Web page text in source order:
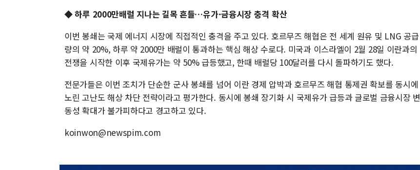
◆하루 2000만배럴 지나는 길목 흔들…유가·금융시장 충격 확산
이번 봉쇄는 국제 에너지 시장에 직접적인 충격을 주고 있다. 호르무즈 해협은 전 세계 원유 및 LNG 공급
량의 약 20%, 하루 약 2000만 배럴이 통과하는 핵심 해상 수로다. 미국과 이스라엘이 2월 28일 이란과의
전쟁을 시작한 이후 국제유가는 약 50% 급등했고, 한때 배럴당 100달러를 다시 돌파하기도 했다.
전문가들은 이번 조치가 단순한 군사 봉쇄를 넘어 이란 경제 압박과 호르무즈 해협 통제권 확보를 동시에
노린 고난도 해상 차단 전략이라고 평가한다. 동시에 봉쇄 장기화 시 국제유가 급등과 글로벌 금융시장 변
동성 확대가 불가피하다고 경고하고 있다.
koinwon@newspim.com